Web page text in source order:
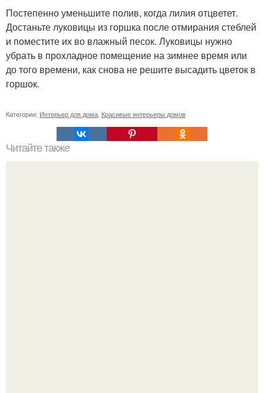
Постепенно уменьшите полив, когда лилия отцветет.
Достаньте луковицы из горшка после отмирания стеблей
и поместите их во влажный песок. Луковицы нужно
убрать в прохладное помещение на зимнее время или
до того времени, как снова не решите высадить цветок в
горшок.
Категории: Интерьер для дома Красивые интерьеры домов
Читайте также